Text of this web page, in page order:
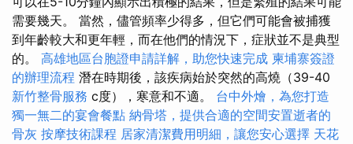
需要幾天。 當然，儘管頻率少得多，但它們可能會被捕獲
到年齡較大和更年輕，而在他們的情況下，症狀並不是典型
的。 高雄地區台胞證申請詳解，助您快速完成 柬埔寨簽證
的辦理流程 潛在時期後，該疾病始於突然的高燒（39-40
新竹整骨服務 c度），寒意和不適。 台中外燴，為您打造
獨一無二的宴會餐點 納骨塔，提供合適的空間安置逝者的
骨灰 按摩技術課程 居家清潔費用明細，讓您安心選擇 天花